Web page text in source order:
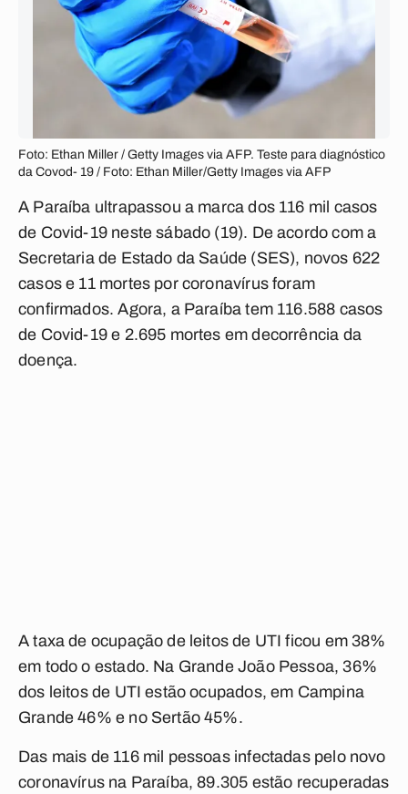
Foto: Ethan Miller / Getty Images via AFP. Teste para diagnóstico
da Covod- 19 / Foto: Ethan Miller/Getty Images via AFP
A Paraíba ultrapassou a marca dos 116 mil casos
de Covid-19 neste sábado (19). De acordo com a
Secretaria de Estado da Saúde (SES), novos 622
casos e 11 mortes por coronavírus foram
confirmados. Agora, a Paraíba tem 116.588 casos
de Covid-19 e 2.695 mortes em decorrência da
doença.
A taxa de ocupação de leitos de UTI ficou em 38%
em todo o estado. Na Grande João Pessoa, 36%
dos leitos de UTI estão ocupados, em Campina
Grande 46% e no Sertão 45%.
Das mais de 116 mil pessoas infectadas pelo novo
coronavírus na Paraíba, 89.305 estão recuperadas